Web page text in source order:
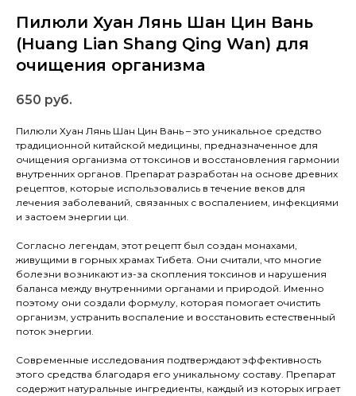
Пилюли Хуан Лянь Шан Цин Вань
(Huang Lian Shang Qing Wan) для
очищения организма
650 руб.
Пилюли Хуан Лянь Шан Цин Вань – это уникальное средство
традиционной китайской медицины, предназначенное для
очищения организма от токсинов и восстановления гармонии
внутренних органов. Препарат разработан на основе древних
рецептов, которые использовались в течение веков для
лечения заболеваний, связанных с воспалением, инфекциями
и застоем энергии ци.
Согласно легендам, этот рецепт был создан монахами,
живущими в горных храмах Тибета. Они считали, что многие
болезни возникают из-за скопления токсинов и нарушения
баланса между внутренними органами и природой. Именно
поэтому они создали формулу, которая помогает очистить
организм, устранить воспаление и восстановить естественный
поток энергии.
Современные исследования подтверждают эффективность
этого средства благодаря его уникальному составу. Препарат
содержит натуральные ингредиенты, каждый из которых играет